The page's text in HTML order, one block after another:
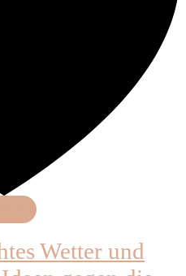
Wetter und